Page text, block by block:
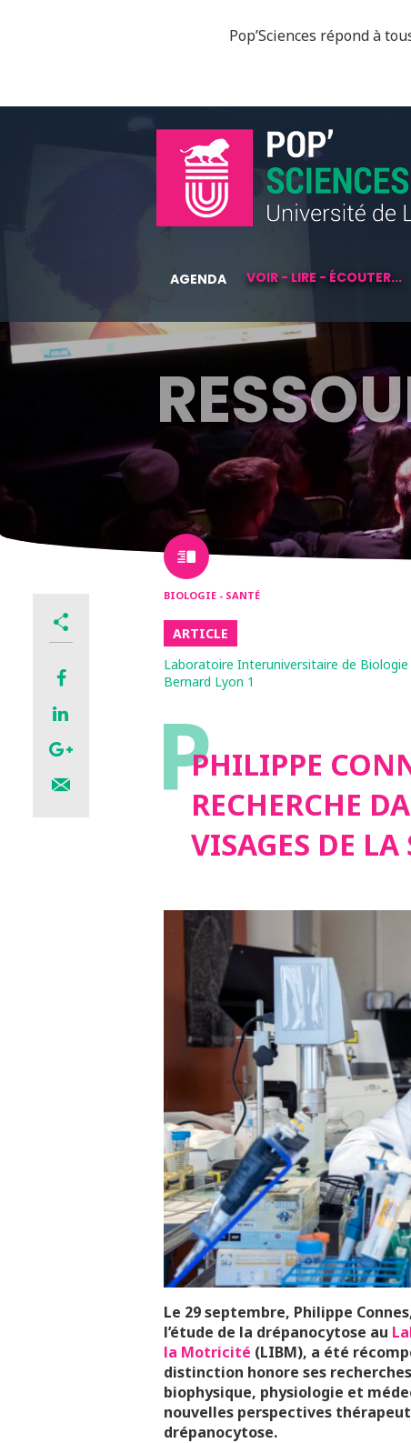
Pop’Sciences répond à
AGENDA VOIR - LIRE - ÉCOUTER...
BIOLOGIE - SANTÉ
ARTICLE
Laboratoire Interuniversitaire de
Bernard Lyon 1
PPHILIPPE
RECHERCHE
VISAGES DE LA
Le 29 septembre, Philippe
l’étude de la drépanocytose au
la Motricité (LIBM), a été
distinction honore ses
biophysique, physiologie et
nouvelles perspectives
drépanocytose.